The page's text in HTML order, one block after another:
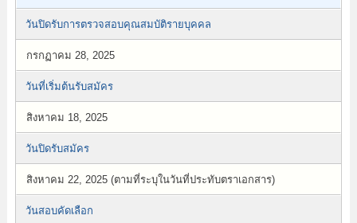
วันปิดรับการตรวจสอบคุณสมบัติรายบุคคล
กรกฏาคม 28, 2025
วันที่เริ่มต้นรับสมัคร
สิงหาคม 18, 2025
วันปิดรับสมัคร
สิงหาคม 22, 2025 (ตามที่ระบุในวันที่ประทับตราเอกสาร)
วันสอบคัดเลือก